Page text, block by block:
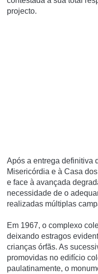
projecto.
Após a entrega definitiva
Misericórdia e à Casa
e face à avançada
necessidade de o
realizadas múltiplas
Em 1967, o complexo
deixando estragos
crianças órfãs. As
promovidas no edifício
paulatinamente, o